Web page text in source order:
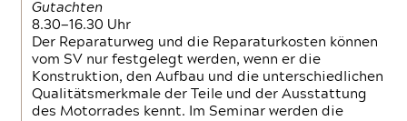
Gutachten
8.30—16.30 Uhr
Der Reparaturweg und die Reparaturkosten können
vom SV nur festgelegt werden, wenn er die
Konstruktion, den Aufbau und die unterschiedlichen
Qualitätsmerkmale der Teile und der Ausstattung
des Motorrades kennt. Im Seminar werden die